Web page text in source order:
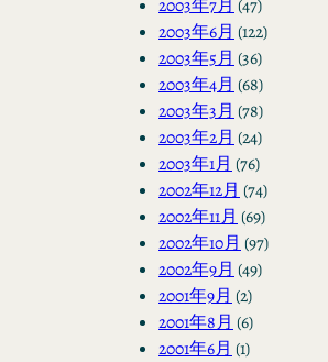
2003年7月 (47)
2003年6月 (122)
2003年5月 (36)
2003年4月 (68)
2003年3月 (78)
2003年2月 (24)
2003年1月 (76)
2002年12月 (74)
2002年11月 (69)
2002年10月 (97)
2002年9月 (49)
2001年9月 (2)
2001年8月 (6)
2001年6月 (1)